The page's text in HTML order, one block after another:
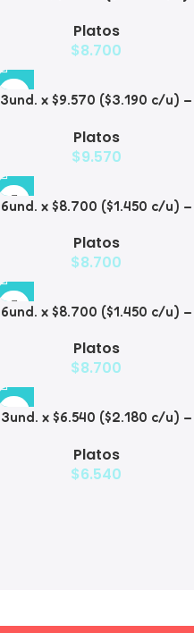
para Mascotas
Platos
$8.700
3und. x $9.570 ($3.190 c/u) –
Mascotas
Platos
$9.570
6und. x $8.700 ($1.450 c/u) –
Floral
Platos
$8.700
6und. x $8.700 ($1.450 c/u) –
Mascotas
Platos
$8.700
3und. x $6.540 ($2.180 c/u) –
Mascotas con Diseño
Decorativo
Platos
$6.540